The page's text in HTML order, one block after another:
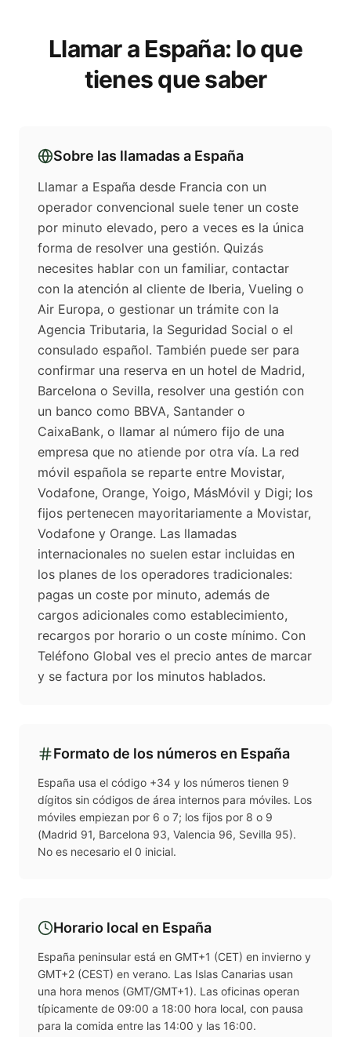
Llamar aEspaña: lo que
tienes que saber
Sobre las llamadas a España
Llamar a España desde Francia con un
operador convencional suele tener un coste
por minuto elevado, pero a veces es la única
forma de resolver una gestión. Quizás
necesites hablar con un familiar, contactar
con la atención al cliente de Iberia, Vueling o
Air Europa, o gestionar un trámite con la
Agencia Tributaria, la Seguridad Social o el
consulado español. También puede ser para
confirmar una reserva en un hotel de Madrid,
Barcelona o Sevilla, resolver una gestión con
un banco como BBVA, Santander o
CaixaBank, o llamar al número fijo de una
empresa que no atiende por otra vía. La red
móvil española se reparte entre Movistar,
Vodafone, Orange, Yoigo, MásMóvil y Digi; los
fijos pertenecen mayoritariamente a Movistar,
Vodafone y Orange. Las llamadas
internacionales no suelen estar incluidas en
los planes de los operadores tradicionales:
pagas un coste por minuto, además de
cargos adicionales como establecimiento,
recargos por horario o un coste mínimo. Con
Teléfono Global ves el precio antes de marcar
y se factura por los minutos hablados.
Formato de los números en España
España usa el código +34 y los números tienen 9
dígitos sin códigos de área internos para móviles. Los
móviles empiezan por 6 o 7; los fijos por 8 o 9
(Madrid 91, Barcelona 93, Valencia 96, Sevilla 95).
No es necesario el 0 inicial.
Horario local en España
España peninsular está en GMT+1 (CET) en invierno y
GMT+2 (CEST) en verano. Las Islas Canarias usan
una hora menos (GMT/GMT+1). Las oficinas operan
típicamente de 09:00 a 18:00 hora local, con pausa
para la comida entre las 14:00 y las 16:00.